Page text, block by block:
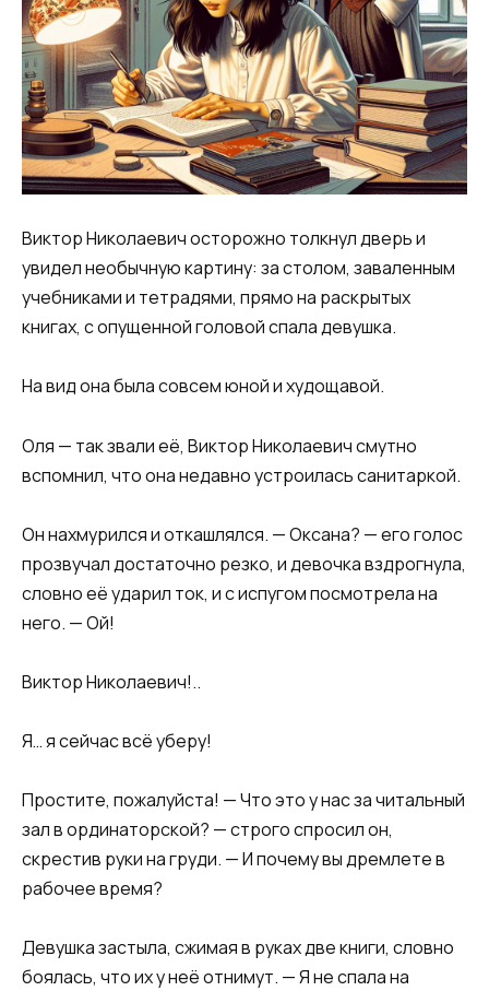
Виктор Николаевич осторожно толкнул дверь и
увидел необычную картину: за столом, заваленным
учебниками и тетрадями, прямо на раскрытых
книгах, с опущенной головой спала девушка.
На вид она была совсем юной и худощавой.
Оля — так звали её, Виктор Николаевич смутно
вспомнил, что она недавно устроилась санитаркой.
Он нахмурился и откашлялся. — Оксана? — его голос
прозвучал достаточно резко, и девочка вздрогнула,
словно её ударил ток, и с испугом посмотрела на
него. — Ой!
Виктор Николаевич!..
Я… я сейчас всё уберу!
Простите, пожалуйста! — Что это у нас за читальный
зал в ординаторской? — строго спросил он,
скрестив руки на груди. — И почему вы дремлете в
рабочее время?
Девушка застыла, сжимая в руках две книги, словно
боялась, что их у неё отнимут. — Я не спала на